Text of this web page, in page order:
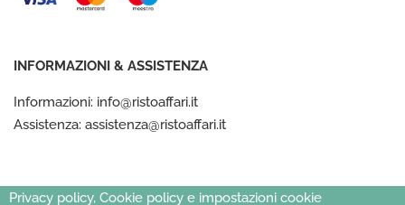
INFORMAZIONI & ASSISTENZA
Informazioni: info@ristoaffari.it
Assistenza: assistenza@ristoaffari.it
Privacy policy, Cookie policy e impostazioni cookie